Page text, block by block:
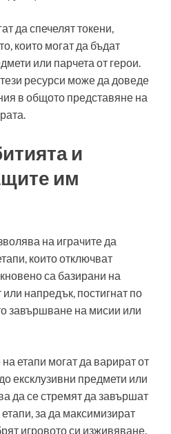
да спечелят токени,
които могат да бъдат
или парчета от герои.
ресурси може да доведе
в общото представяне на
и
им
на играчите да
които отключват
са базирани на
или напредък, постигнат по
завършване на мисии или
етапи могат да варират от
ексклузивни предмети или
да се стремят да завършат
за да максимизират
игровото си изживяване.